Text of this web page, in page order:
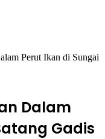
Perut Ikan di Sungai
Dalam
Gadis